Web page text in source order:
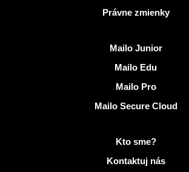
Právne zmienky
Mailo Junior
Mailo Edu
Mailo Pro
Mailo Secure Cloud
Viac informácií na MailoKto sme?
Kontaktuj nás